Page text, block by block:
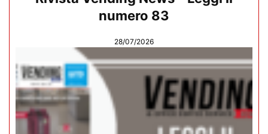
numero 83
28/07/2026